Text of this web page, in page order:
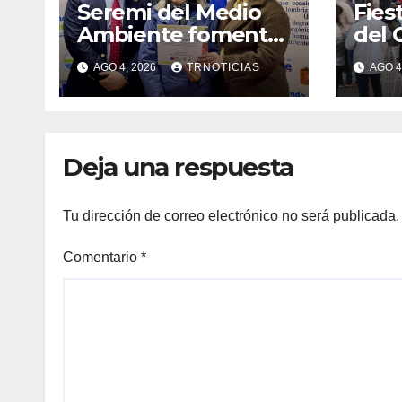
Seremi del Medio
Ambiente fomentó
iniciativa de
vermicompostaje
domiciliario en
AGO 4, 2026 TRNOTICIAS
del
AGO
Deja una respuesta
Tu dirección de correo electrónico no será publicada.
Comentario *